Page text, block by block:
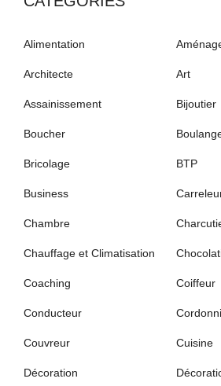
Alimentation
Architecte Art
Assainissement Bijoutier
Boucher
Bricolage BTP
Business
Chambre
Chauffage et Climatisation
Coaching Coiffeur
Conducteur
Couvreur Cuisine
Décoration